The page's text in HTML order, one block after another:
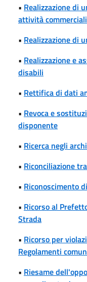
• Realizzazione di
attività
• Realizzazione di
• Realizzazione e
disabili
• Rettifica di dati
• Revoca e
disponente
• Ricerca negli
• Riconciliazione
• Riconoscimento
• Ricorso al
Strada
• Ricorso per
Regolamenti
• Riesame